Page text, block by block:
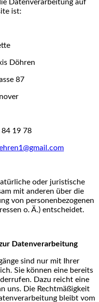
Datenverarbeitung auf
ist:
Döhren
87
19 78
oder juristische
mit anderen über die
von personenbezogenen
o. Ä.) entscheidet.
Datenverarbeitung
sind nur mit Ihrer
Sie können eine bereits
Dazu reicht eine
uns. Die Rechtmäßigkeit
bleibt vom